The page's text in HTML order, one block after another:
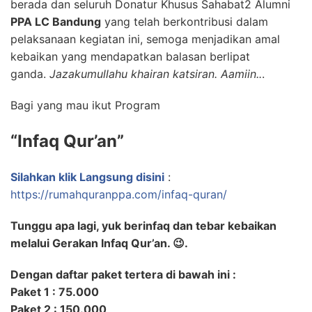
berada dan seluruh Donatur Khusus Sahabat2 Alumni
PPA LC Bandung yang telah berkontribusi dalam
pelaksanaan kegiatan ini, semoga menjadikan amal
kebaikan yang mendapatkan balasan berlipat
ganda. Jazakumullahu khairan katsiran. Aamiin...
Bagi yang mau ikut Program
“Infaq Qur’an”
Silahkan klik Langsung disini :
https://rumahquranppa.com/infaq-quran/
Tunggu apa lagi, yuk berinfaq dan tebar kebaikan
melalui Gerakan Infaq Qur’an. 😉.
Dengan daftar paket tertera di bawah ini :
Paket 1 : 75.000
Paket 2 : 150.000